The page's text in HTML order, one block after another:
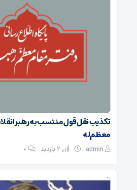
تکذیب نقل قول منتسب به رهبر
معظم‌له
admin ۰